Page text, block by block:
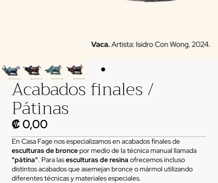
Acabados finales /
Pátinas
₡ 0,00
En Casa Fage nos especializamos en acabados finales de
esculturas de broncepor medio de la técnica manual llamada
"pátina". Para lasesculturas de resina ofrecemos incluso
distintos acabados que asemejan bronce o mármol utilizando
diferentes técnicas y materiales especiales.